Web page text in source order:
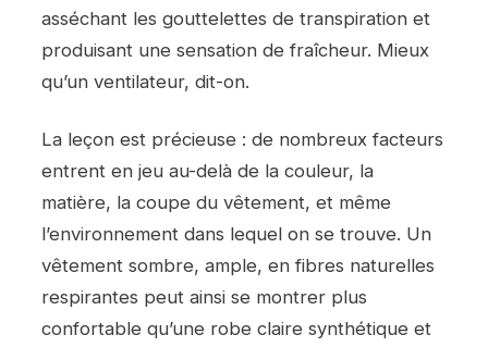
asséchant les gouttelettes de transpiration et
produisant une sensation de fraîcheur. Mieux
qu’un ventilateur, dit-on.
La leçon est précieuse : de nombreux facteurs
entrent en jeu au-delà de la couleur, la
matière, la coupe du vêtement, et même
l’environnement dans lequel on se trouve. Un
vêtement sombre, ample, en fibres naturelles
respirantes peut ainsi se montrer plus
confortable qu’une robe claire synthétique et